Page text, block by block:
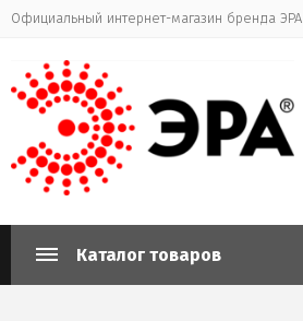
Официальный интернет-магазин бренда ЭРА
Каталог товаров